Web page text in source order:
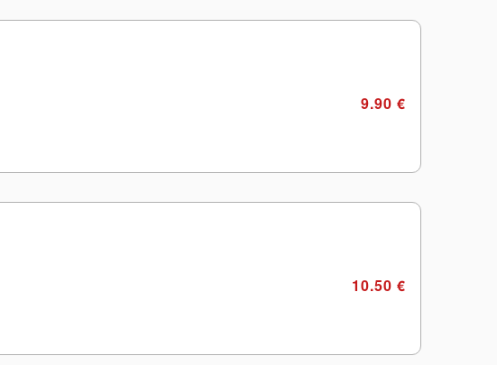
9.90 €
10.50 €